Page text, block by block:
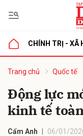
CHÍNH TRỊ - XÃ
Trang chủ Quốc tế
Động lực
kinh tế
Cẩm Anh 06/01/
luận